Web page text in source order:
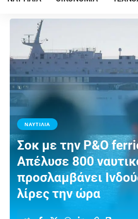
ΝΑΥΤΙΛΙΑ
Σοκ με την P&O
Απέλυσε 800
προσλαμβάνει
λίρες την ώρα